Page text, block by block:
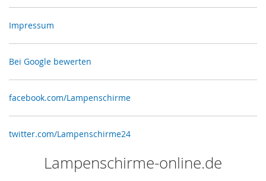
Impressum
Bei Google bewerten
facebook.com/Lampenschirme
twitter.com/Lampenschirme24
Lampenschirme-online.de